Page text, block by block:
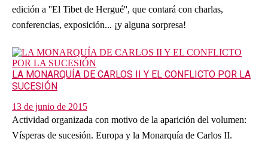
edición a ''El Tibet de Hergué'', que contará con charlas,
conferencias, exposición... ¡y alguna sorpresa!
LA MONARQUÍA DE CARLOS II Y EL CONFLICTO POR LA
SUCESIÓN
13 de junio de 2015
Actividad organizada con motivo de la aparición del volumen:
Vísperas de sucesión. Europa y la Monarquía de Carlos II.